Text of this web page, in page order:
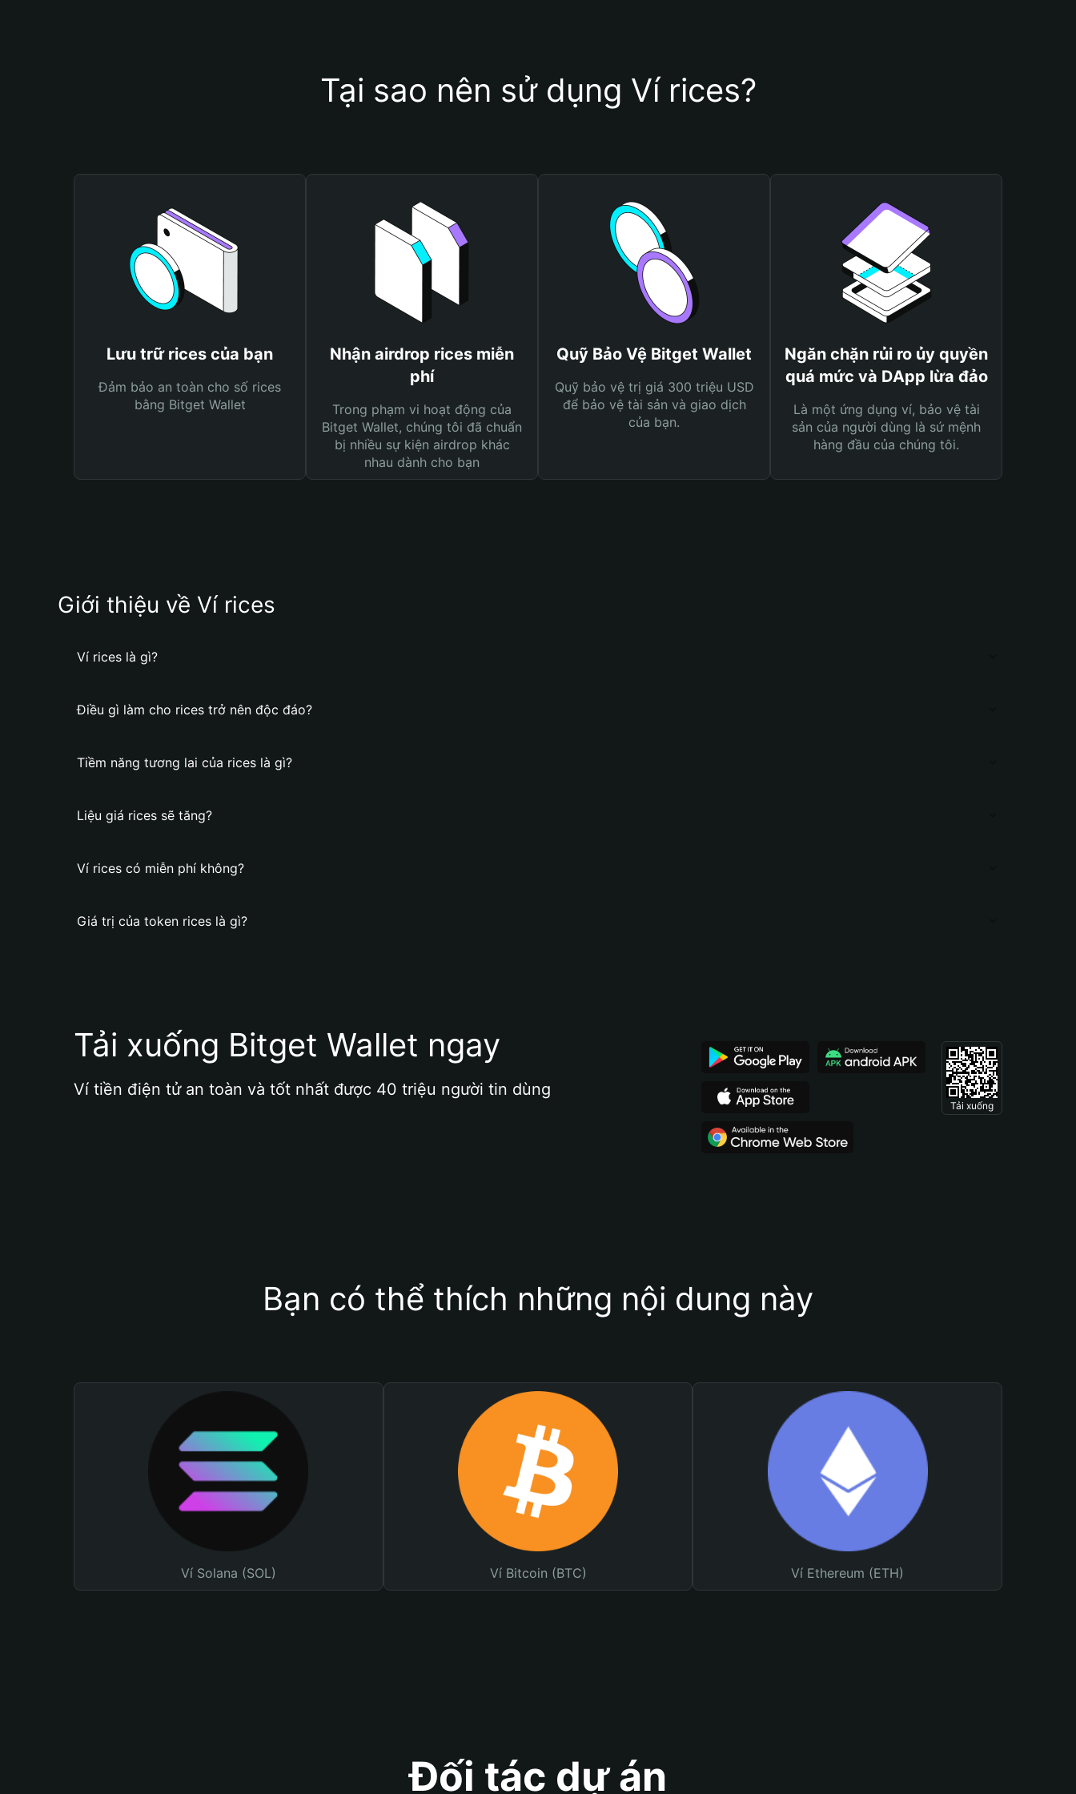
Tại sao nên sử dụng Ví rices?
Lưu trữ rices của bạn
Đảm bảo an toàn cho số rices
bằng Bitget Wallet
Nhận airdrop rices miễn
phí
Trong phạm vi hoạt động của
Bitget Wallet, chúng tôi đã chuẩn
bị nhiều sự kiện airdrop khác
nhau dành cho bạn
Quỹ Bảo Vệ Bitget Wallet
Quỹ bảo vệ trị giá 300 triệu USD
để bảo vệ tài sản và giao dịch
của bạn.
Ngăn chặn rủi ro ủy quyền
quá mức và DApp lừa đảo
Là một ứng dụng ví, bảo vệ tài
sản của người dùng là sứ mệnh
hàng đầu của chúng tôi.
Giới thiệu về Ví rices
Ví rices là gì?
Điều gì làm cho rices trở nên độc đáo?
Tiềm năng tương lai của rices là gì?
Liệu giá rices sẽ tăng?
Ví rices có miễn phí không?
Giá trị của token rices là gì?
Tải xuống Bitget Wallet ngay
Ví tiền điện tử an toàn và tốt nhất được 40 triệu người tin dùng
Tải xuống
Bạn có thể thích những nội dung này
Ví Solana (SOL) Ví Bitcoin (BTC) Ví Ethereum (ETH)
Đối tác dự án